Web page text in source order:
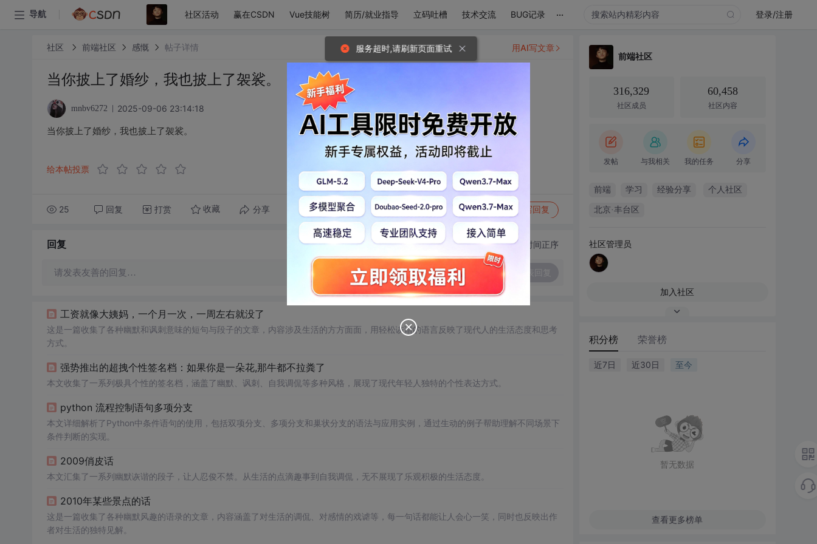
导航 社区活动 赢在CSDN Vue技能树 简历/就业指导 立码吐槽 技术交流 BUG记录 ... 登录/注册
社区 前端社区 感慨 帖子详情
当你披上了婚纱，我也披上了袈裟。
mnbv6272 2025-09-06 23:14:18
当你披上了婚纱，我也披上了袈裟。
给本帖投票
25 回复 打赏 收藏 分享 转发到动态 举报 写回复
用AI写文章
回复 切换为时间正序
请发表友善的回复…
工资就像大姨妈，一个月一次，一周左右就没了
这是一篇收集了各种幽默和讽刺意味的短句与段子的文章，内容涉及生活的方方面面，用轻松诙谐的语言反映了现代人的生活态度和思考
方式。
强势推出的超拽个性签名档：如果你是一朵花,那牛都不拉粪了
本文收集了一系列极具个性的签名档，涵盖了幽默、讽刺、自我调侃等多种风格，展现了现代年轻人独特的个性表达方式。
python 流程控制语句多项分支
本文详细解析了Python中条件语句的使用，包括双项分支、多项分支和巢状分支的语法与应用实例，通过生动的例子帮助理解不同场景下
条件判断的实现。
2009俏皮话
本文汇集了一系列幽默诙谐的段子，让人忍俊不禁。从生活的点滴趣事到自我调侃，无不展现了乐观积极的生活态度。
2010年某些景点的话
这是一篇收集了各种幽默风趣的语录的文章，内容涵盖了对生活的调侃、对感情的戏谑等，每一句话都能让人会心一笑，同时也反映出作
者对生活的独特见解。
前端社区
316,329
社区成员
60,458
社区内容
发帖 与我相关 我的任务 分享
前端 学习 经验分享 个人社区
北京·丰台区
社区管理员
加入社区
积分榜 荣誉榜
近7日 近30日 至今
暂无数据
查看更多榜单
服务超时,请刷新页面重试